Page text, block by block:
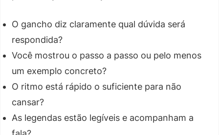
O gancho diz claramente qual dúvida será
respondida?
Você mostrou o passo a passo ou pelo menos
um exemplo concreto?
O ritmo está rápido o suficiente para não
cansar?
As legendas estão legíveis e acompanham a